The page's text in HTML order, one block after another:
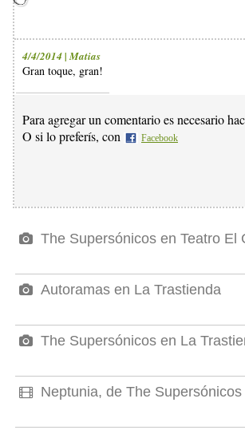
4/4/2014 | Matias
Gran toque, gran!
Para agregar un comentario es necesario
O si lo preferís, con Facebook
The Supersónicos en Teatro El
Autoramas en La Trastienda
The Supersónicos en La
Neptunia, de The Supersónicos